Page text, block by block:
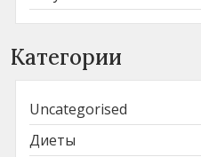
Категории
Uncategorised
Диеты